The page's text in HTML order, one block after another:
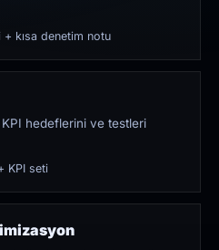
kısa denetim notu
KPI hedeflerini ve testleri
KPI seti